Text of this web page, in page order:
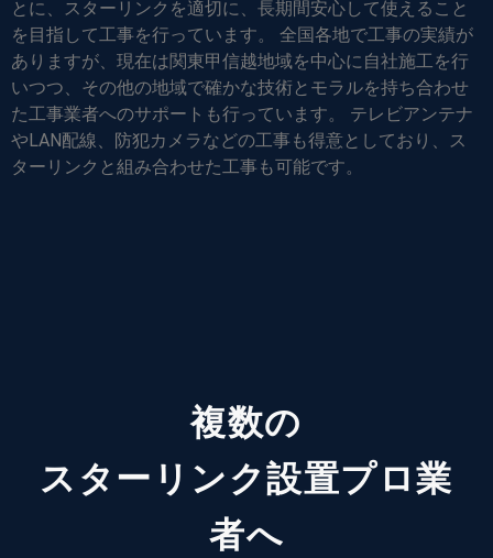
とに、スターリンクを適切に、長期間安心して使えること
を目指して工事を行っています。 全国各地で工事の実績が
ありますが、現在は関東甲信越地域を中心に自社施工を行
いつつ、その他の地域で確かな技術とモラルを持ち合わせ
た工事業者へのサポートも行っています。 テレビアンテナ
やLAN配線、防犯カメラなどの工事も得意としており、ス
ターリンクと組み合わせた工事も可能です。
複数の
スターリンク設置プロ業
者へ